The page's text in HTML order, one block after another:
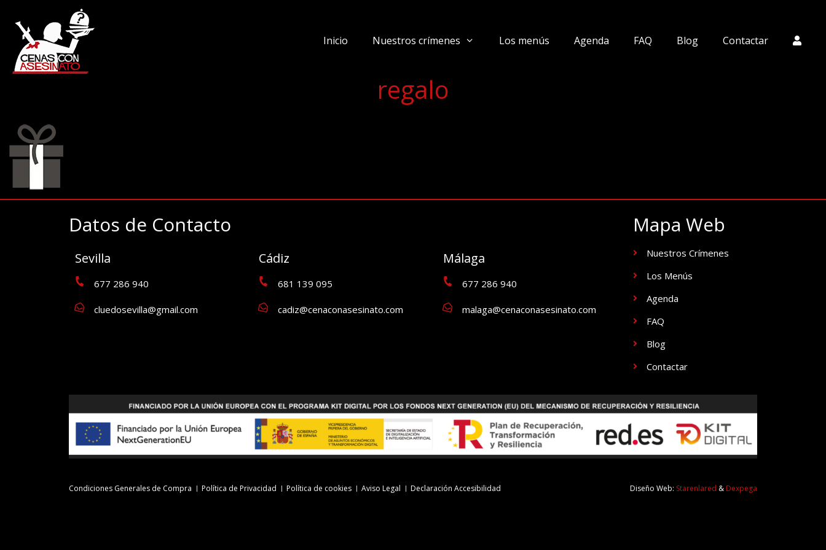
Inicio Nuestros crímenes Los menús Agenda FAQ Blog Contactar
regalo
Datos de Contacto
Sevilla
677 286 940
cluedosevilla@gmail.com
Cádiz
681 139 095
cadiz@cenaconasesinato.com
Málaga
677 286 940
malaga@cenaconasesinato.com
Mapa Web
Nuestros Crímenes
Los Menús
Agenda
FAQ
Blog
Contactar
Condiciones Generales de Compra Política de Privacidad Política de cookies Aviso Legal Declaración Accesibilidad Diseño Web: Starenlared & Dexpega